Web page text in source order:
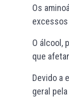
Os
O álcool,
que
Devido a
geral